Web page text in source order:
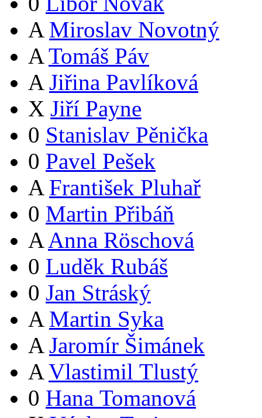
A Miroslav Novotný
A Tomáš Páv
A Jiřina Pavlíková
X Jiří Payne
0 Stanislav Pěnička
0 Pavel Pešek
A František Pluhař
0 Martin Přibáň
A Anna Röschová
0 Luděk Rubáš
0 Jan Stráský
A Martin Syka
A Jaromír Šimánek
A Vlastimil Tlustý
0 Hana Tomanová